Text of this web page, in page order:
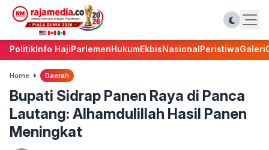
PolitikInfo HajiParlemenHukumEkbisNasionalPeristiwaGaleri
Home Daerah
Bupati Sidrap Panen Raya di Panca
Lautang: Alhamdulillah Hasil Panen
Meningkat